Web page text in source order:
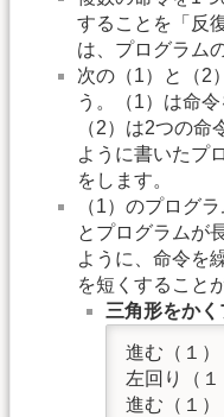
することを「反
は、プログラム
次の（1）と（2
う。（1）は命
（2）は2つの
ように書いたプ
をします。
（1）のプログ
とプログラムが
ように、命令を
を短くすること
三角形をかく
進む（１）
左回り（１
進む（１）